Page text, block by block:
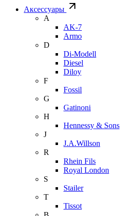
Аксессуары
A
AK-7
Armo
D
Di-Modell
Diesel
Diloy
F
Fossil
G
Gatinoni
H
Hennessy & Sons
J
J.A.Willson
R
Rhein Fils
Royal London
S
Stailer
T
Tissot